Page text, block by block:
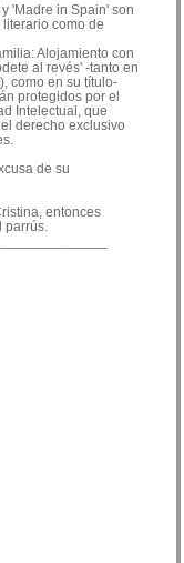
'Madre in Spain' son
como de
Alojamiento con
al revés' -tanto en
como en su título-
protegidos por el
Intelectual, que
derecho exclusivo
de su
entonces